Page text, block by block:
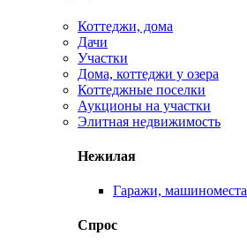
Коттеджи, дома
Дачи
Участки
Дома, коттеджи у озера
Коттеджные поселки
Аукционы на участки
Элитная недвижимость
Нежилая
Гаражи, машиноместа
Спрос